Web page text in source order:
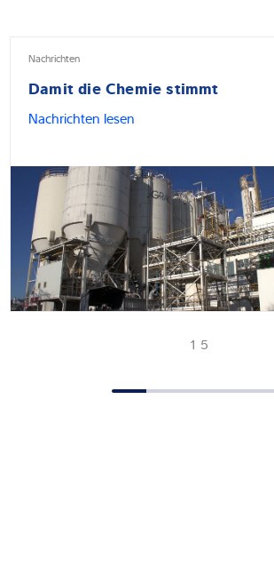
Nachrichten
Damit die Chemie stimmt
Nachrichten lesen
1 5